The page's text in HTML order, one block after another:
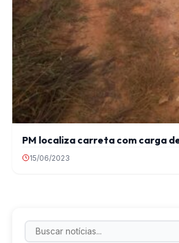
PM localiza carreta com carga
15/06/2023